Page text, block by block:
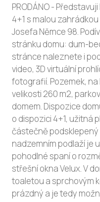
PRODÁNO -
4+1 s malou
Josefa Němce 98.
stránku domu: dum-
stránce naleznete i
video, 3D virtuální
fotografií. Pozemek,
velikosti 260 m2,
domem. Dispozice
o dispozici 4+1, užitná
částečně podsklepený
nadzemním podlaží je
pohodlné spaní o
střešní okna Velux. V
toaletou a sprchovým
prázdný a je tedy